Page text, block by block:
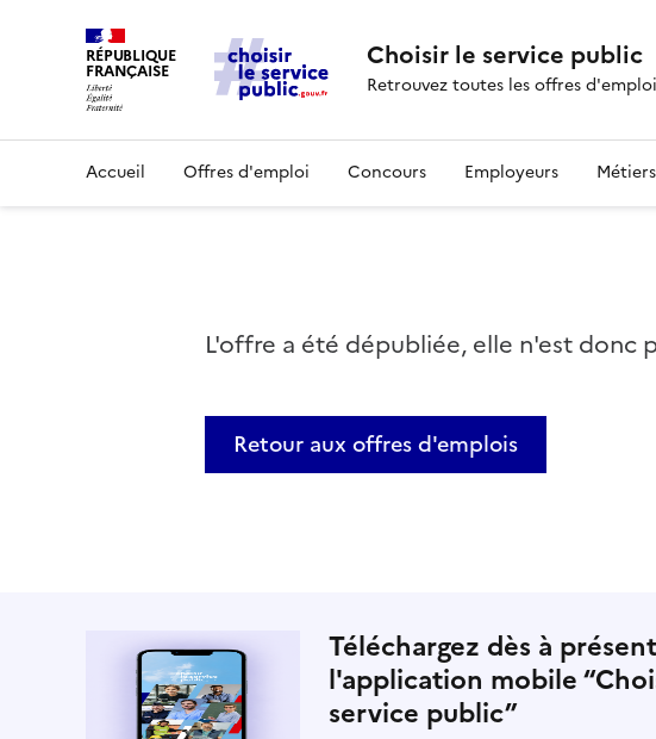
RÉPUBLIQUE
FRANÇAISE Choisir le service public
Retrouvez toutes les offres
Accueil Offres d'emploi Concours Employeurs Métiers
L'offre a été dépubliée, elle n'est donc
Retour aux offres d'emplois
Téléchargez dès à présent
l'application mobile
service public”